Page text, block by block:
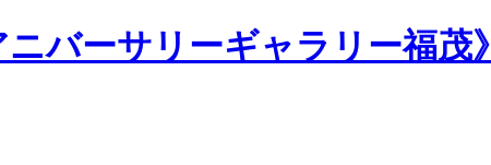
バーサリーギャラリー福茂》